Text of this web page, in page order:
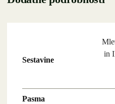
Sestavine
in
Pasma